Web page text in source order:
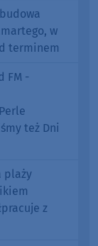
w
terminem
FM -
też Dni
plaży
z